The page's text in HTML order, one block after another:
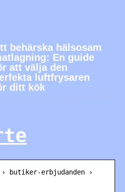
behärska hälsosam
En guide
att välja den
luftfrysaren
ditt kök
butiker-erbjudanden ›